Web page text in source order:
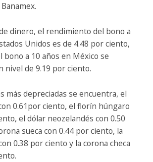
dinero, el rendimiento del bono a
Unidos es de 4.48 por ciento,
bono a 10 años en México se
nivel de 9.19 por ciento.
más depreciadas se encuentra, el
0.61por ciento, el florín húngaro
el dólar neozelandés con 0.50
sueca con 0.44 por ciento, la
0.38 por ciento y la corona checa